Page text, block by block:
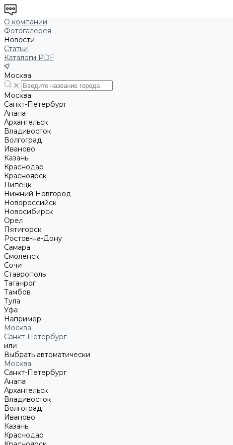
О компании
Фотогалерея
Новости
Статьи
Каталоги PDF
Москва
Москва
Санкт-Петербург
Анапа
Архангельск
Владивосток
Волгоград
Иваново
Казань
Краснодар
Красноярск
Липецк
Нижний Новгород
Новороссийск
Новосибирск
Орёл
Пятигорск
Ростов-на-Дону
Самара
Смоленск
Сочи
Ставрополь
Таганрог
Тамбов
Тула
Уфа
Например:
Москва
Санкт-Петербург
или
Выбрать автоматически
Москва
Санкт-Петербург
Анапа
Архангельск
Владивосток
Волгоград
Иваново
Казань
Краснодар